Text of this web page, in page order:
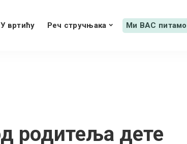
У вртићу Реч стручњака Ми ВАС питамо
родитеља дете